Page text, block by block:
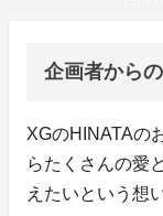
企画者から
XGのHINATAの
らたくさんの愛
えたいという想